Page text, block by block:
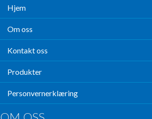
Hjem
Om oss
Kontakt oss
Produkter
Personvernerklæring